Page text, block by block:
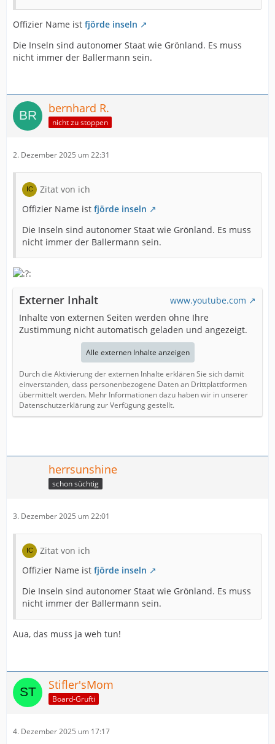
Offizier Name ist fjörde inseln
Die Inseln sind autonomer Staat wie Grönland. Es muss
nicht immer der Ballermann sein.
bernhard R.
nicht zu stoppen
2. Dezember 2025 um 22:31
Zitat von ich
Offizier Name ist fjörde inseln
Die Inseln sind autonomer Staat wie Grönland. Es muss
nicht immer der Ballermann sein.
Externer Inhalt
www.youtube.com
Inhalte von externen Seiten werden ohne Ihre
Zustimmung nicht automatisch geladen und angezeigt.
Alle externen Inhalte anzeigen
Durch die Aktivierung der externen Inhalte erklären Sie sich damit
einverstanden, dass personenbezogene Daten an Drittplattformen
übermittelt werden. Mehr Informationen dazu haben wir in unserer
Datenschutzerklärung zur Verfügung gestellt.
herrsunshine
schon süchtig
3. Dezember 2025 um 22:01
Zitat von ich
Offizier Name ist fjörde inseln
Die Inseln sind autonomer Staat wie Grönland. Es muss
nicht immer der Ballermann sein.
Aua, das muss ja weh tun!
Stifler'sMom
Board-Grufti
4. Dezember 2025 um 17:17